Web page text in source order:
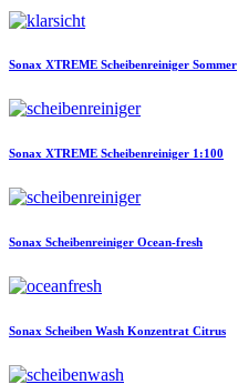
Sonax XTREME Scheibenreiniger Sommer
Sonax XTREME Scheibenreiniger 1:100
Sonax Scheibenreiniger Ocean-fresh
Sonax Scheiben Wash Konzentrat Citrus